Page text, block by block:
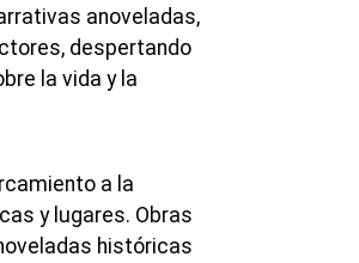
anoveladas,
despertando
la vida y la
a la
y lugares. Obras
históricas